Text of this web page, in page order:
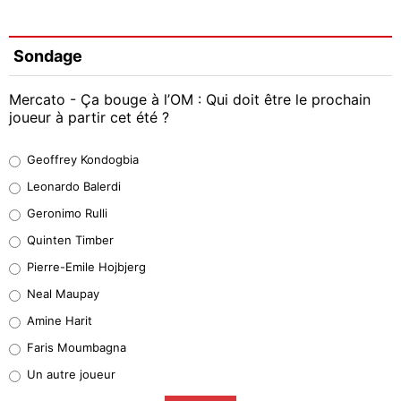
Sondage
Mercato - Ça bouge à l’OM : Qui doit être le prochain
joueur à partir cet été ?
38%
32%
5%
1%
9%
Geoffrey Kondogbia
Leonardo Balerdi
Geronimo Rulli
Quinten Timber
Pierre-Emile Hojbjerg
Neal Maupay
Amine Harit
Faris Moumbagna
Un autre joueur